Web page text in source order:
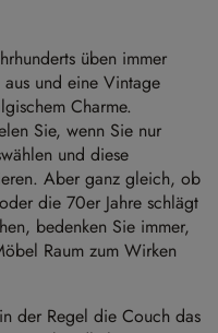
üben immer
und eine Vintage
Charme.
Sie, wenn Sie nur
und diese
Aber ganz gleich, ob
die 70er Jahre schlägt
bedenken Sie immer,
Raum zum Wirken
der Regel die Couch das